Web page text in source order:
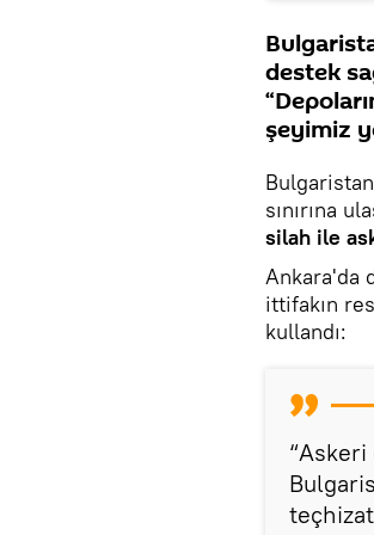
destek
şeyimiz
sınırına
silah ile
Ankara'da
ittifakın
kullandı: